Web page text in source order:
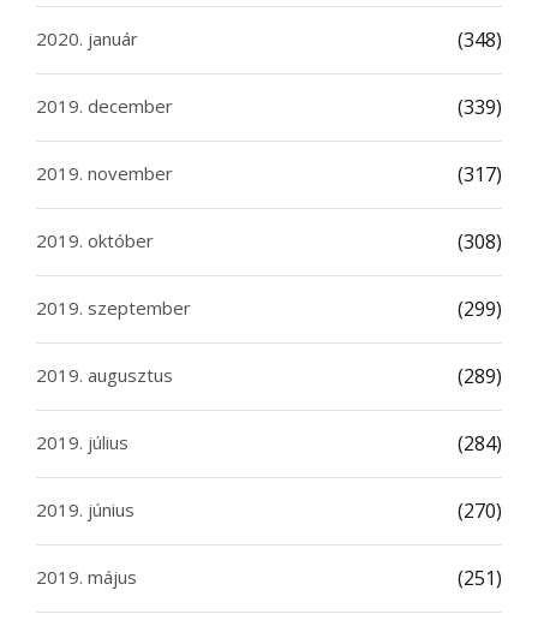
2020. január (348)
2019. december (339)
2019. november (317)
2019. október (308)
2019. szeptember (299)
2019. augusztus (289)
2019. július (284)
2019. június (270)
2019. május (251)